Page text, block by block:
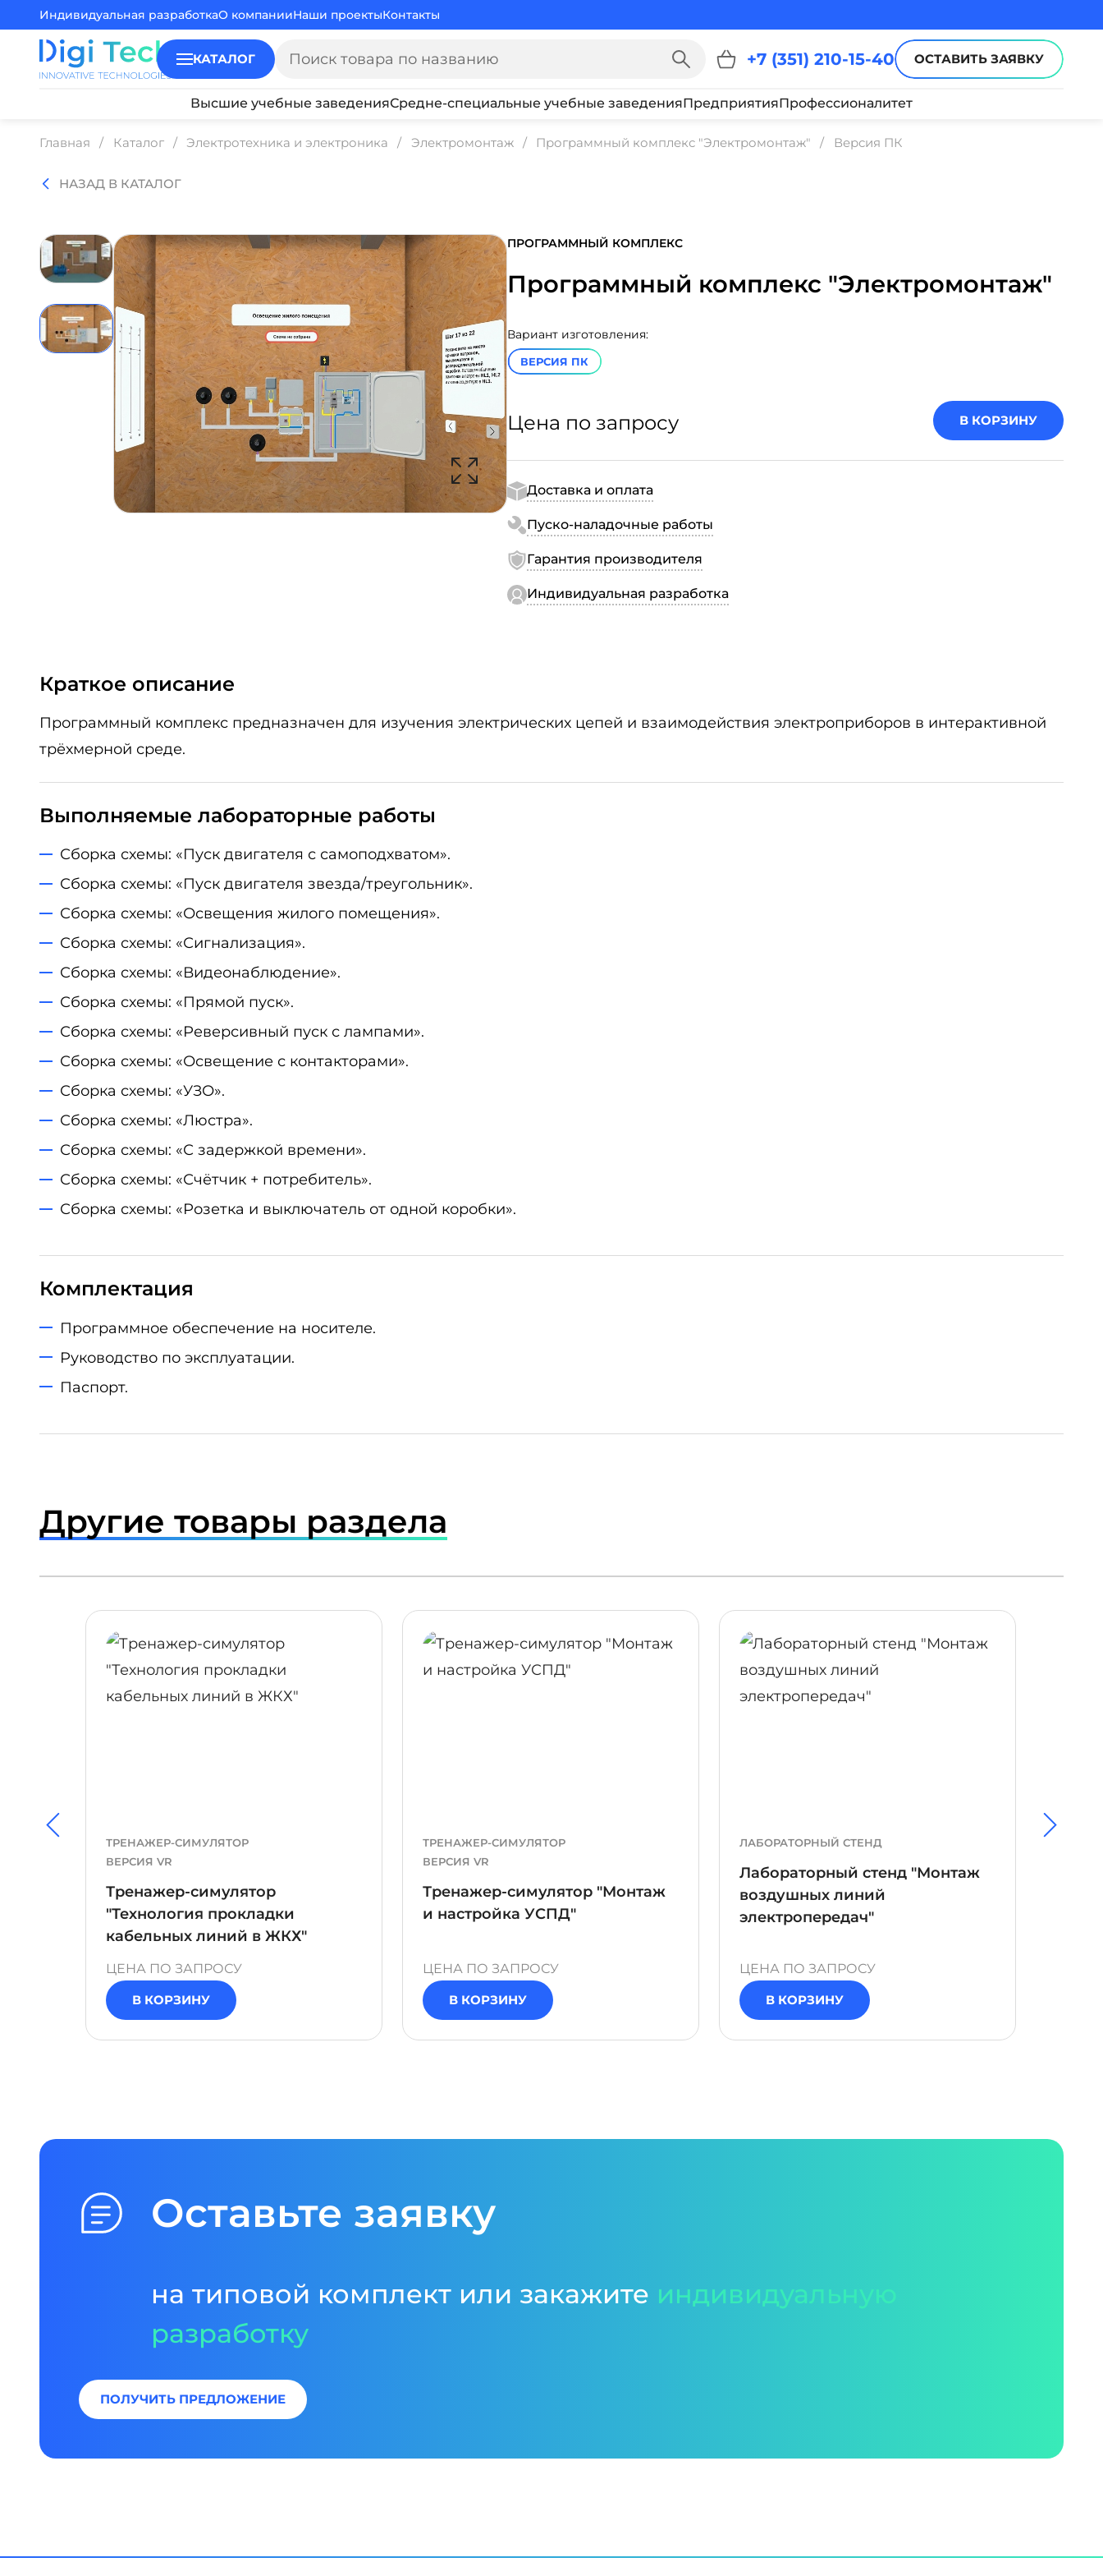
Индивидуальная разработкаО компанииНаши проектыКонтакты
КАТАЛОГ +7 (351) 210-15-40 ОСТАВИТЬ ЗАЯВКУ
Высшие учебные заведенияСредне-специальные учебные заведенияПредприятияПрофессионалитет
Главная Каталог Электротехника и электроника Электромонтаж Программный комплекс "Электромонтаж" Версия ПК
НАЗАД В КАТАЛОГ
ПРОГРАММНЫЙ КОМПЛЕКС
Программный комплекс "Электромонтаж"
Вариант изготовления:
ВЕРСИЯ ПК
Цена по запросу В КОРЗИНУ
Доставка и оплата
Пуско-наладочные работы
Гарантия производителя
Индивидуальная разработка
Краткое описание
Программный комплекс предназначен для изучения электрических цепей и взаимодействия электроприборов в интерактивной
трёхмерной среде.
Выполняемые лабораторные работы
Сборка схемы: «Пуск двигателя с самоподхватом».
Сборка схемы: «Пуск двигателя звезда/треугольник».
Сборка схемы: «Освещения жилого помещения».
Сборка схемы: «Сигнализация».
Сборка схемы: «Видеонаблюдение».
Сборка схемы: «Прямой пуск».
Сборка схемы: «Реверсивный пуск с лампами».
Сборка схемы: «Освещение с контакторами».
Сборка схемы: «УЗО».
Сборка схемы: «Люстра».
Сборка схемы: «С задержкой времени».
Сборка схемы: «Счётчик + потребитель».
Сборка схемы: «Розетка и выключатель от одной коробки».
Комплектация
Программное обеспечение на носителе.
Руководство по эксплуатации.
Паспорт.
Другие товары раздела
ТРЕНАЖЕР-СИМУЛЯТОР
ВЕРСИЯ VR
Тренажер-симулятор
"Технология прокладки
кабельных линий в ЖКХ"
ЦЕНА ПО ЗАПРОСУ
В КОРЗИНУ
ПОДРОБНЕЕ
ТРЕНАЖЕР-СИМУЛЯТОР
ВЕРСИЯ VR
Тренажер-симулятор "Монтаж
и настройка УСПД"
ЦЕНА ПО ЗАПРОСУ
В КОРЗИНУ
ПОДРОБНЕЕ
ЛАБОРАТОРНЫЙ СТЕНД
Лабораторный стенд "Монтаж
воздушных линий
электропередач"
ЦЕНА ПО ЗАПРОСУ
В КОРЗИНУ
ПОДРОБНЕЕ
Оставьте заявку
на типовой комплект или закажите индивидуальную
разработку
ПОЛУЧИТЬ ПРЕДЛОЖЕНИЕ